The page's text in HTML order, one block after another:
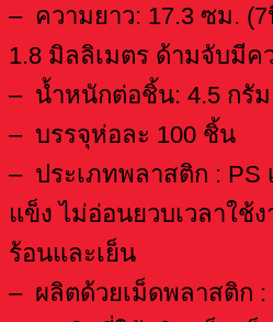
– ความยาว: 17.3 ซม.
1.8 มิลลิเมตร ด้ามจับมีค
– น้ำหนักต่อชิ้น: 4.5 กรัม
– บรรจุห่อละ 100 ชิ้น
– ประเภทพลาสติก : PS
แข็ง ไม่อ่อนยวบเวลาใช้
ร้อนและเย็น
– ผลิตด้วยเม็ดพลาสติก :